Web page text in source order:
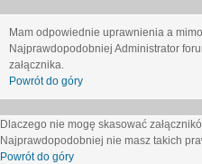
Mam odpowiednie uprawnienia a
Najprawdopodobniej Administrator
załącznika.
Powrót do góry
Dlaczego nie mogę skasować
Najprawdopodobniej nie masz takich
Powrót do góry